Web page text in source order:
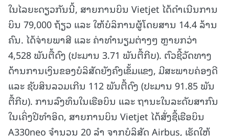
ໃນໄລຍະດຽວກັນນີ້, ສາຍການບິນ Vietjet ໄດ້ດໍາເນີນການ
ບິນ 79,000 ຖ້ຽວ ແລະ ໃຫ້ບໍລິການຜູ້ໂດຍສານ 14.4 ລ້ານ
ຄົນ. ໄດ້ຈ່າຍພາສີ ແລະ ຄ່າທໍານຽມຕ່າງໆ ຫຼາຍກວ່າ
4,528 ພັນຕື້ດົງ (ປະມານ 3.71 ພັນຕື້ກີບ). ຕົວຊີ້ວັດທາງ
ດ້ານການເງິນຂອງບໍລິສັດຍັງຄົງເຂັ້ມແຂງ, ມີສະພາບຄ່ອງດີ
ແລະ ຊັບສິນລວມເກີນ 112 ພັນຕື້ດົງ (ປະມານ 91.85 ພັນ
ຕື້ກີບ). ການລົງທຶນໃນເຮືອບິນ ແລະ ຖານະໃນລະດັບສາກົນ
ໃນເຄິ່ງປີທໍາອິດ, ສາຍການບິນ Vietjet ໄດ້ສັ່ງຊື້ເຮືອບິນ
A330neo ຈໍານວນ 20 ລໍາ ຈາກບໍລິສັດ Airbus, ເຮັດໃຫ້